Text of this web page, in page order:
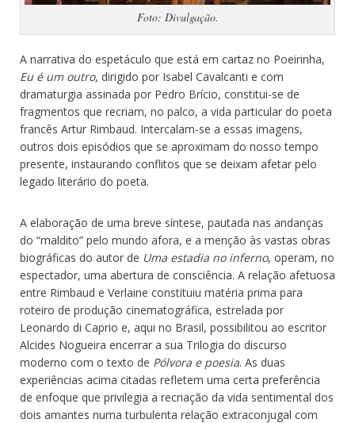
Foto: Divulgação.
A narrativa do espetáculo que está em cartaz no Poeirinha,
Eu é um outro, dirigido por Isabel Cavalcanti e com
dramaturgia assinada por Pedro Brício, constitui-se de
fragmentos que recriam, no palco, a vida particular do poeta
francês Artur Rimbaud. Intercalam-se a essas imagens,
outros dois episódios que se aproximam do nosso tempo
presente, instaurando conflitos que se deixam afetar pelo
legado literário do poeta.
A elaboração de uma breve síntese, pautada nas andanças
do “maldito” pelo mundo afora, e a menção às vastas obras
biográficas do autor de Uma estadia no inferno, operam, no
espectador, uma abertura de consciência. A relação afetuosa
entre Rimbaud e Verlaine constituiu matéria prima para
roteiro de produção cinematográfica, estrelada por
Leonardo di Caprio e, aqui no Brasil, possibilitou ao escritor
Alcides Nogueira encerrar a sua Trilogia do discurso
moderno com o texto de Pólvora e poesia. As duas
experiências acima citadas refletem uma certa preferência
de enfoque que privilegia a recriação da vida sentimental dos
dois amantes numa turbulenta relação extraconjugal com